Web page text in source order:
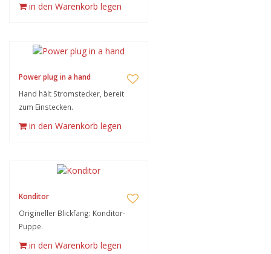
in den Warenkorb legen
Power plug in a hand
Hand hält Stromstecker, bereit
zum Einstecken.
in den Warenkorb legen
Konditor
Origineller Blickfang: Konditor-
Puppe.
in den Warenkorb legen